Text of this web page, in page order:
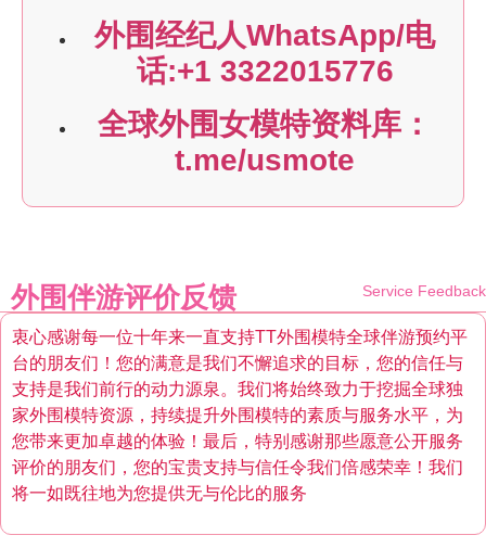
外围经纪人WhatsApp/电
话:+1 3322015776
全球外围女模特资料库：
t.me/usmote
外围伴游评价反馈 Service Feedback
衷心感谢每一位十年来一直支持TT外围模特全球伴游预约平
台的朋友们！您的满意是我们不懈追求的目标，您的信任与
支持是我们前行的动力源泉。我们将始终致力于挖掘全球独
家外围模特资源，持续提升外围模特的素质与服务水平，为
您带来更加卓越的体验！最后，特别感谢那些愿意公开服务
评价的朋友们，您的宝贵支持与信任令我们倍感荣幸！我们
将一如既往地为您提供无与伦比的服务